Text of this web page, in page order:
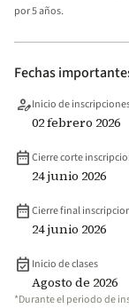
por 5 años.
Fechas
person_editInicio de
02 febrero 2026
date_rangeCierre corte
24 junio 2026
date_rangeCierre final
24 junio 2026
event_available Inicio de clases
Agosto de 2026
*Durante el periodo de